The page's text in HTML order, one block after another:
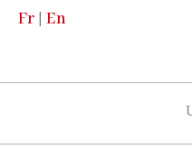
Fr | En